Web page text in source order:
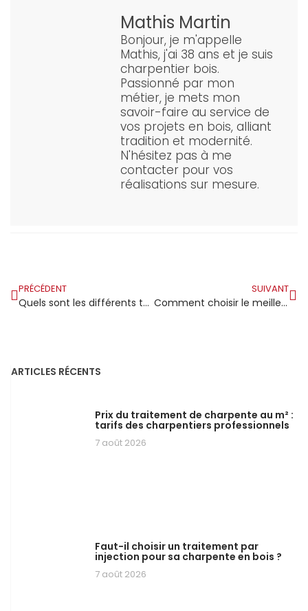
Mathis Martin
Bonjour, je m'appelle
Mathis, j'ai 38 ans et je suis
charpentier bois.
Passionné par mon
métier, je mets mon
savoir-faire au service de
vos projets en bois, alliant
tradition et modernité.
N'hésitez pas à me
contacter pour vos
réalisations sur mesure.
PRÉCÉDENT
Quels sont les différents types de charpente métallique ?
SUIVANT
Comment choisir le meilleur charpentier couvreur à Nice?
ARTICLES RÉCENTS
Prix du traitement de charpente au m² :
tarifs des charpentiers professionnels
7 août 2026
Faut-il choisir un traitement par
injection pour sa charpente en bois ?
7 août 2026